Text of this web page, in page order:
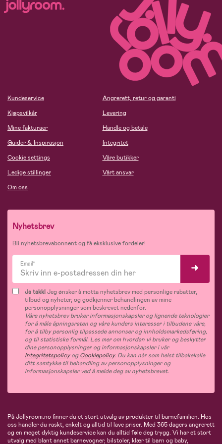
Kundeservice
Kjøpsvilkår
Mine fakturaer
Guider & Inspirasjon
Cookie settings
Ledige stillinger
Om oss
Angrerett, retur og garanti
Levering
Handle og betale
Integritet
Våre butikker
Vårt ansvar
Nyhetsbrev
Bli nyhetsbrevabonnent og få eksklusive fordeler!
Email*
Ja takk!Jeg ønsker å motta nyhetsbrev med personlige rabatter,
tilbud og nyheter, og godkjenner behandlingen av mine
personopplysninger som beskrevet nedenfor.
Våre nyhetsbrev bruker informasjonskapsler og lignende teknologier
for å måle åpningsraten og våre kunders interesser i tilbudene våre,
for å tilby personlig tilpassede annonser og innholdsmarkedsføring,
og til statistiske formål. Les mer om hvordan vi bruker og beskytter
dine personopplysninger og informasjonskapsler i vår
IntegritetspolicyogCookiepolicy. Du kan når som helst tilbakekalle
ditt samtykke til behandling av personopplysninger og
informasjonskapsler ved å melde deg av nyhetsbrevet.
På Jollyroom.no finner du et stort utvalg av produkter til barnefamilien. Hos
oss handler du raskt, enkelt og alltid til lave priser. Med 365 dagers angrerett
og en meget dyktig kundeservice kan du alltid føle deg trygg. Vi har et stort
utvalg med blant annet barnevogner, bilstoler, klær til barn og baby,